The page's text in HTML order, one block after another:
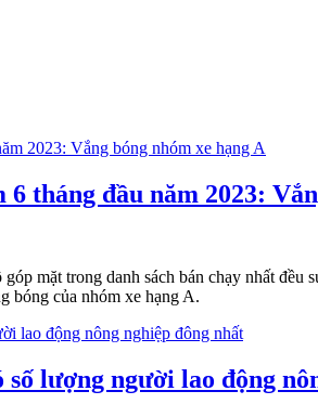
tháng đầu năm 2023:
mặt trong danh sách bán chạy nhất
bóng của nhóm xe hạng A.
lượng người lao động